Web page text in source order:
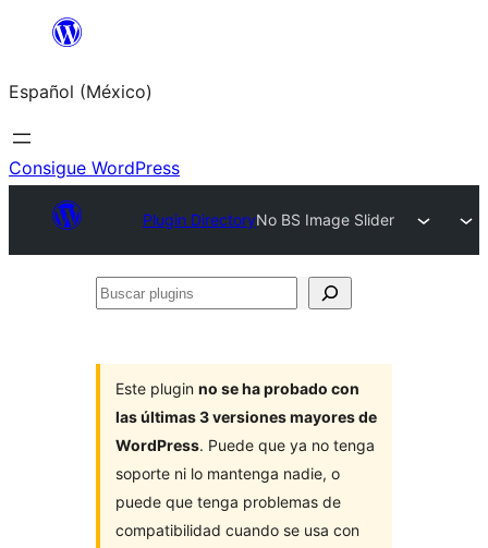
Saltar
contenido
Español (México)
Consigue WordPress
Plugin DirectoryNo BS Image Slider
Buscar
Este plugin no se ha probado con
las últimas 3 versiones mayores de
WordPress. Puede que ya no tenga
soporte ni lo mantenga nadie, o
puede que tenga problemas de
compatibilidad cuando se usa con